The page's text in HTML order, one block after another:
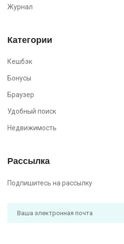
Журнал
Категории
Кешбэк
Бонусы
Браузер
Удобный поиск
Недвижимость
Рассылка
Подпишитесь на рассылку